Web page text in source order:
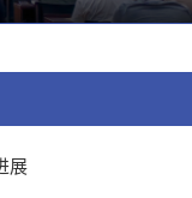
展